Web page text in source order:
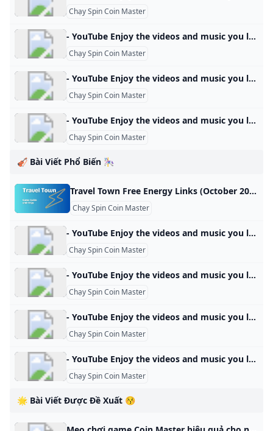
Chạy Spin Coin Master
- YouTube Enjoy the videos and music you love, upload original content, and share it all with friends, family, and the world on YouTube.
Chạy Spin Coin Master
- YouTube Enjoy the videos and music you love, upload original content, and share it all with friends, family, and the world on YouTube.
Chạy Spin Coin Master
- YouTube Enjoy the videos and music you love, upload original content, and share it all with friends, family, and the world on YouTube.
Chạy Spin Coin Master
🎻 Bài Viết Phổ Biến 🎠
Travel Town Free Energy Links (October 2024) Find Travel Town free energy links, step-by-step collection guide, and tips to earn more energy in-game. Stay energized and enhance your gameplay today. Travel Town / By Simple Game Guide / October 24, 2024 October 24, 2024: 15 Energy Gift2. 15 Energy Gift1. 25 Energy GiftOctober 23, 2024: 15 Energy Gift1. 25 Energy GiftOctober 22, 2024: 15 Energy Gift2. 25 Energy Gift1. 25 Energy GiftOctober 21, 2024: 15 Energy Gift2. 15 Energy Gift1.
Chạy Spin Coin Master
- YouTube Enjoy the videos and music you love, upload original content, and share it all with friends, family, and the world on YouTube.
Chạy Spin Coin Master
- YouTube Enjoy the videos and music you love, upload original content, and share it all with friends, family, and the world on YouTube.
Chạy Spin Coin Master
- YouTube Enjoy the videos and music you love, upload original content, and share it all with friends, family, and the world on YouTube.
Chạy Spin Coin Master
- YouTube Enjoy the videos and music you love, upload original content, and share it all with friends, family, and the world on YouTube.
Chạy Spin Coin Master
🌟 Bài Viết Được Đề Xuất 😚